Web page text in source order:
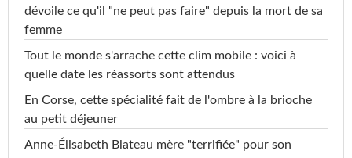
dévoile ce qu'il "ne peut pas faire" depuis la mort de sa
femme
Tout le monde s'arrache cette clim mobile : voici à
quelle date les réassorts sont attendus
En Corse, cette spécialité fait de l'ombre à la brioche
au petit déjeuner
Anne-Élisabeth Blateau mère "terrifiée" pour son